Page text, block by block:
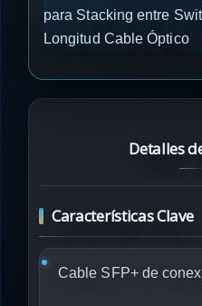
para Stacking entre
Longitud Cable Óptico
Detalles
Características Clave
Cable SFP+ de